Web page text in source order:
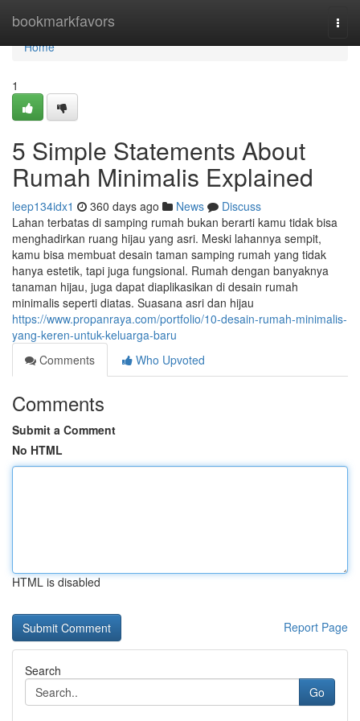
bookmarkfavors
Home
Home
1
5 Simple Statements About
Rumah Minimalis Explained
leep134idx1 360 days ago News
Discuss
Lahan terbatas di samping rumah bukan berarti kamu tidak bisa
menghadirkan ruang hijau yang asri. Meski lahannya sempit,
kamu bisa membuat desain taman samping rumah yang tidak
hanya estetik, tapi juga fungsional. Rumah dengan banyaknya
tanaman hijau, juga dapat diaplikasikan di desain rumah
minimalis seperti diatas. Suasana asri dan hijau
https://www.propanraya.com/portfolio/10-desain-rumah-minimalis-
yang-keren-untuk-keluarga-baru
Comments
Who Upvoted
Comments
Submit a Comment
No HTML
HTML is disabled
Report Page
Search
Go